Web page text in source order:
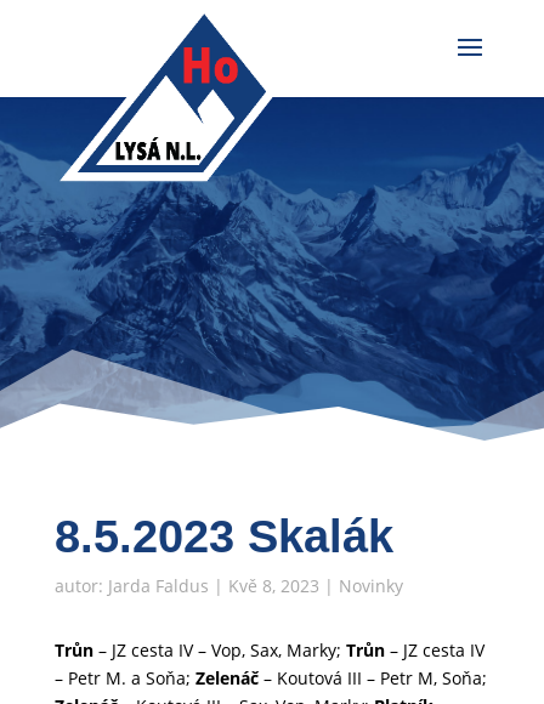
8.5.2023 Skalák
autor: Jarda Faldus | Kvě 8, 2023 | Novinky
Trůn– JZ cesta IV – Vop, Sax, Marky; Trůn– JZ cesta IV
– Petr M. a Soňa; Zelenáč– Koutová III – Petr M, Soňa;